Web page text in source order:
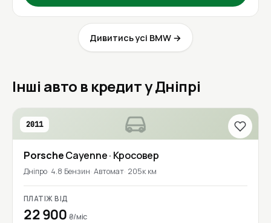
Дивитись усі BMW →
Інші авто в кредит у Дніпрі
2011
PorscheCayenne· Кросовер
Дніпро 4.8 Бензин Автомат 205к км
ПЛАТІЖ ВІД
22 900 ₴/міс